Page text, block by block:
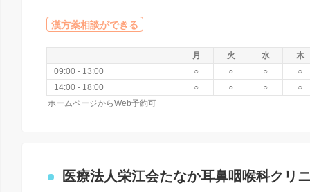
漢方薬相談ができる
月 火 水
木
09:00 - 13:00
○ ○ ○
○
14:00 - 18:00
○ ○ ○
○
ホームページからWeb予約可
医療法人栄江会たなか耳鼻咽喉科クリ